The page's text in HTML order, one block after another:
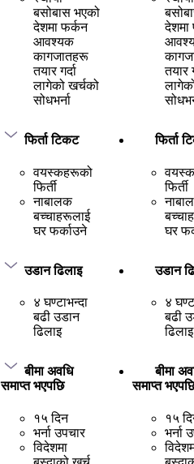
बसोबास भएको
देशमा फर्कन
आवश्यक
कागजातहरू
तयार गर्दा
लागेको खर्चको
सोधभर्ना
फिर्ता टिकट
वयस्कहरूको
फिर्ती
नाबालक
बच्चाहरूलाई
घर फर्काउने
उडान ढिलाइ
४ घण्टाभन्दा
बढी उडान
ढिलाइ
बीमा अवधि
समाप्त भएपछि
१५ दिन
भर्ना उपचार
विदेशमा
देशमा
तयार
फिर्ता
फिर्ती
घर
उडान
४
बढी
ढिलाइ
बीमा
समाप्त
१५
भर्ना